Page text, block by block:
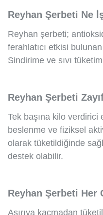
Reyhan Şerbeti Ne
Reyhan şerbeti;
ferahlatıcı etkisi
Sindirime ve sıvı
Reyhan Şerbeti
Tek başına kilo
beslenme ve fiziksel
olarak tüketildiğinde
destek olabilir.
Reyhan Şerbeti Her
Aşırıya kaçmadan